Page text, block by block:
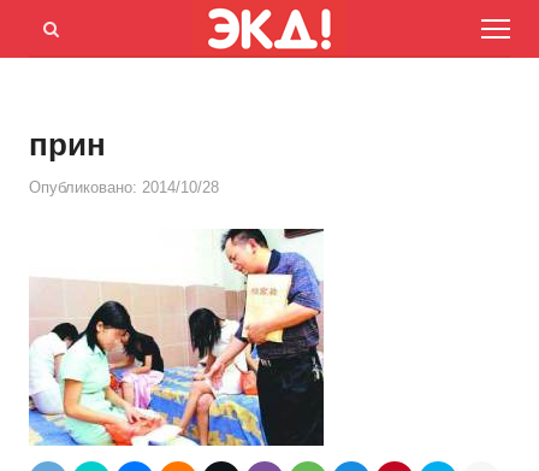
Menu
Открыть
прин
Опубликовано: 2014/10/28